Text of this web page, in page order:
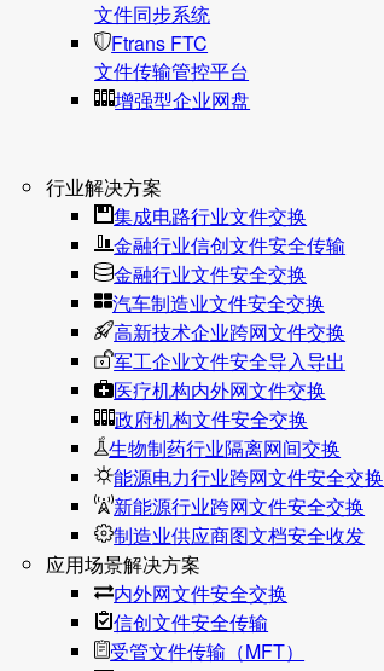
文件同步系统
Ftrans FTC
文件传输管控平台
增强型企业网盘
行业解决方案
集成电路行业文件交换
金融行业信创文件安全传输
金融行业文件安全交换
汽车制造业文件安全交换
高新技术企业跨网文件交换
军工企业文件安全导入导出
医疗机构内外网文件交换
政府机构文件安全交换
生物制药行业隔离网间交换
能源电力行业跨网文件安全交换
新能源行业跨网文件安全交换
制造业供应商图文档安全收发
应用场景解决方案
内外网文件安全交换
信创文件安全传输
受管文件传输（MFT）